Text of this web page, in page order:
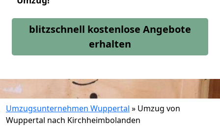
blitzschnell kostenlose Angebote
erhalten
Umzugsunternehmen Wuppertal » Umzug von
Wuppertal nach Kirchheimbolanden